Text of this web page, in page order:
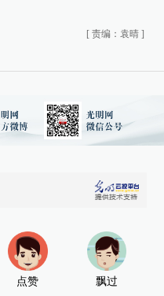
[ 责编：袁晴 ]
点赞 飘过